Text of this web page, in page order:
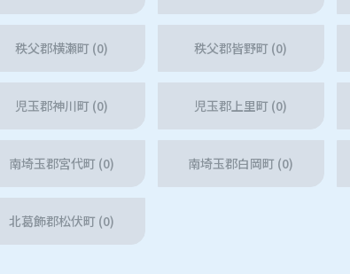
秩父郡横瀬町 (0) 秩父郡皆野町 (0)
児玉郡神川町 (0) 児玉郡上里町 (0)
南埼玉郡宮代町 (0) 南埼玉郡白岡町 (0)
北葛飾郡松伏町 (0)